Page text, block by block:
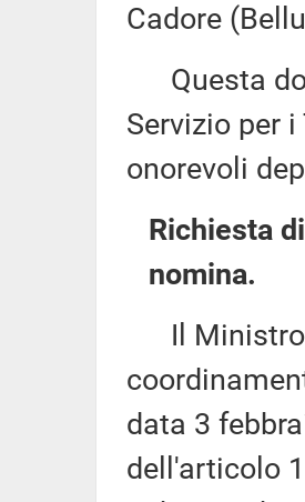
Cadore
Questa
Servizio per
onorevoli
Richiesta
nomina.
Il Ministro
data 3
dell'articolo